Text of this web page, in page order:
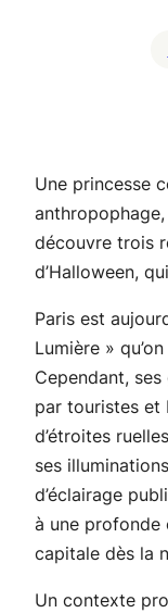
Une princesse
découvre trois
d’Halloween,
Paris est
Lumière »
Cependant,
par touristes et
d’étroites
ses
d’éclairage
à une profonde
capitale dès la
Un contexte